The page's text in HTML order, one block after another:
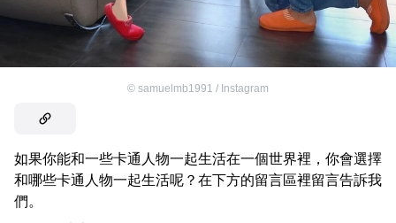
© samuelmb1991 / Instagram
如果你能和一些卡通人物一起生活在一個世界裡，你會選擇
和哪些卡通人物一起生活呢？在下方的留言區裡留言告訴我
們。